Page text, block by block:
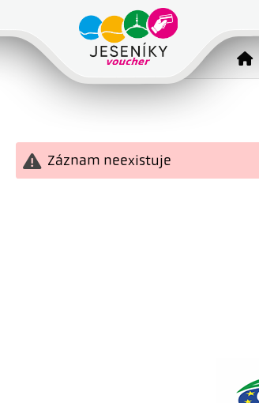
Záznam neexistuje